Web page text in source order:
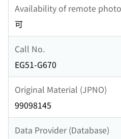
Availability of remote
可
Call No.
EG51-G670
Original Material (JPNO)
99098145
Data Provider (Database)